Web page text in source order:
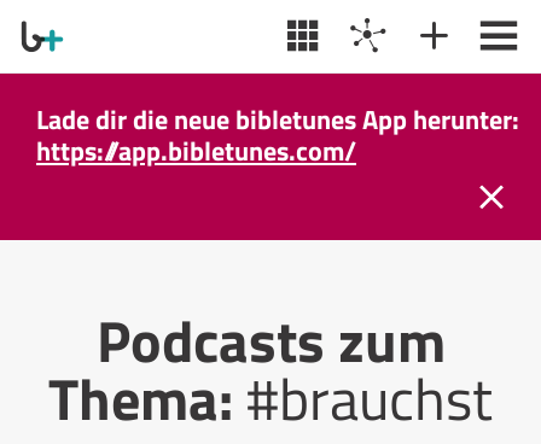
Lade dir die neue bibletunes App herunter:
https://app.bibletunes.com/
Podcasts zum
Thema:#brauchst